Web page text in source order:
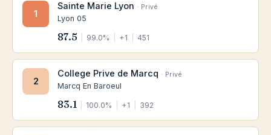
1
Sainte Marie Lyon · Privé
Lyon 05
87.5 99.0% +1 451
2
College Prive de Marcq · Privé
Marcq En Baroeul
83.1 100.0% +1 392